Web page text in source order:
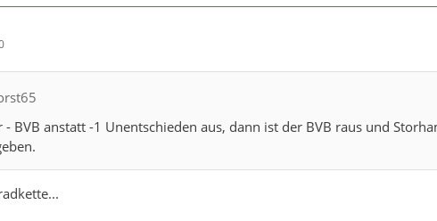
- BVB anstatt -1 Unentschieden aus, dann ist der BVB raus und